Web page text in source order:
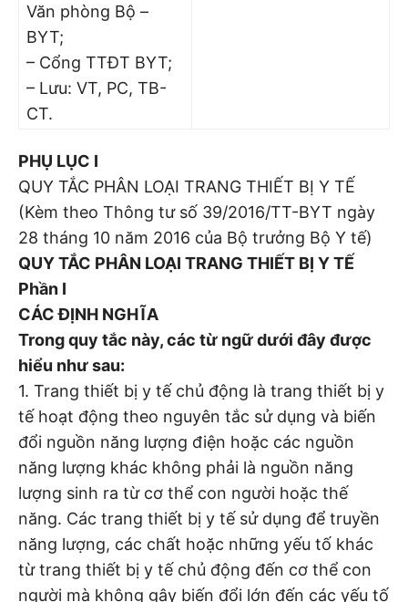
Văn phòng Bộ –
BYT;
– Cổng TTĐT BYT;
– Lưu: VT, PC, TB-
CT.
PHỤ LỤC I
QUY TẮC PHÂN LOẠI TRANG THIẾT BỊ Y TẾ
(Kèm theo Thông tư số 39/2016/TT-BYT ngày
28 tháng 10 năm 2016 của Bộ trưởng Bộ Y tế)
QUY TẮC PHÂN LOẠI TRANG THIẾT BỊ Y TẾ
Phần I
CÁC ĐỊNH NGHĨA
Trong quy tắc này, các từ ngữ dưới đây được
hiểu như sau:
1. Trang thiết bị y tế chủ động là trang thiết bị y
tế hoạt động theo nguyên tắc sử dụng và biến
đổi nguồn năng lượng điện hoặc các nguồn
năng lượng khác không phải là nguồn năng
lượng sinh ra từ cơ thể con người hoặc thế
năng. Các trang thiết bị y tế sử dụng để truyền
năng lượng, các chất hoặc những yếu tố khác
từ trang thiết bị y tế chủ động đến cơ thể con
người mà không gây biến đổi lớn đến các yếu tố